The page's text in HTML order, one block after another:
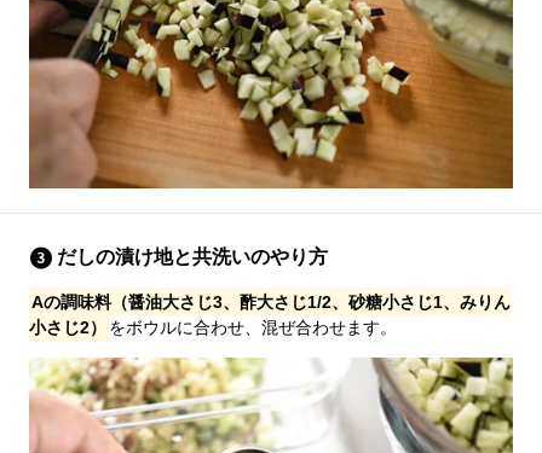
だしの漬け地と共洗いのやり方
Aの調味料（醤油大さじ3、酢大さじ1/2、砂糖小さじ1、みりん
小さじ2）
をボウルに合わせ、混ぜ合わせます。